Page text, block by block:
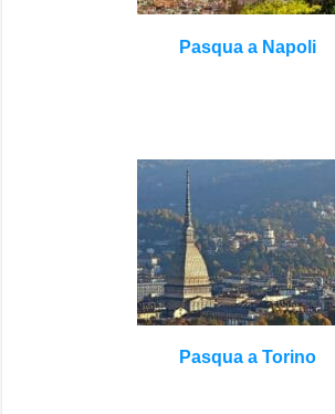
Pasqua a Napoli
Pasqua a Torino